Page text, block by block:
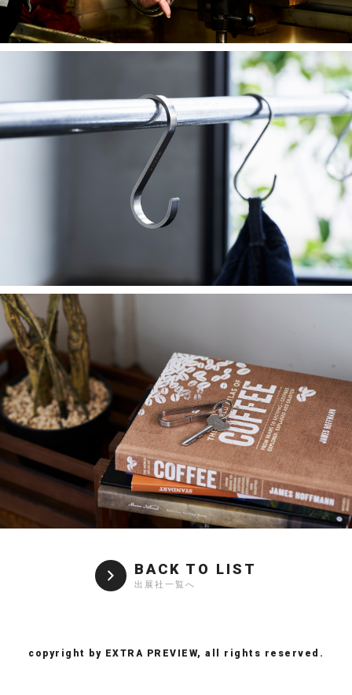
BACK TO LIST
出展社一覧へ
copyright by EXTRA PREVIEW, all rights reserved.